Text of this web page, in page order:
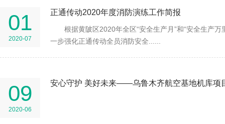
01
2020-07
正通传动2020年度消防演练工作简报
根据黄陂区2020年全区“安全生产月”和“安全生产万
一步强化正通传动全员消防安全......
09
2020-06
安心守护 美好未来——乌鲁木齐航空基地机库项